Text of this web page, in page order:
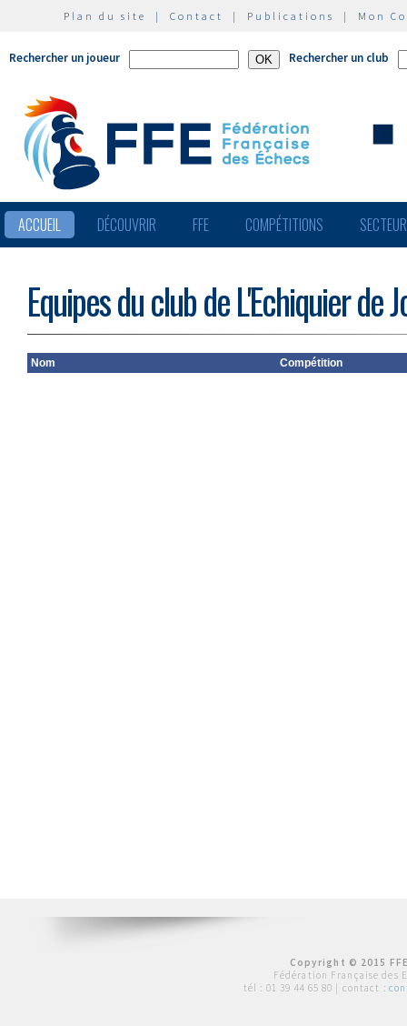
Plan du site | Contact | Publications | Mon
Rechercher un joueur Rechercher un club
ACCUEIL DÉCOUVRIR FFE COMPÉTITIONS
Equipes du club de L'Echiquier de
Nom Compétition
Copyright © 2015
Fédération Française des
tél : 01 39 44 65 80 | contact :